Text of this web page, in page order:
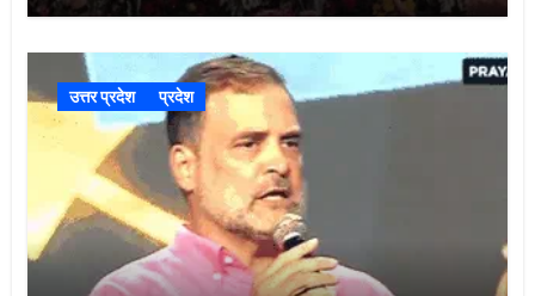
उत्तर प्रदेश प्रदेश